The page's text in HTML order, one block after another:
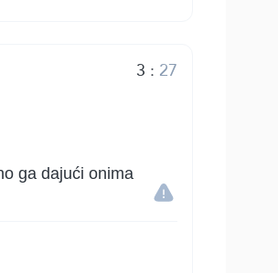
3 : 27
ga dajući onima